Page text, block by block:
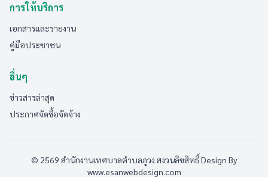
การให้บริการ
เอกสารและรายงาน
คู่มือประชาชน
อื่นๆ
ข่าวสารล่าสุด
ประกาศจัดซื้อจัดจ้าง
© 2569 สำนักงานเทศบาลตำบลภูวง สงวนลิขสิทธิ์Design By
www.esanwebdesign.com